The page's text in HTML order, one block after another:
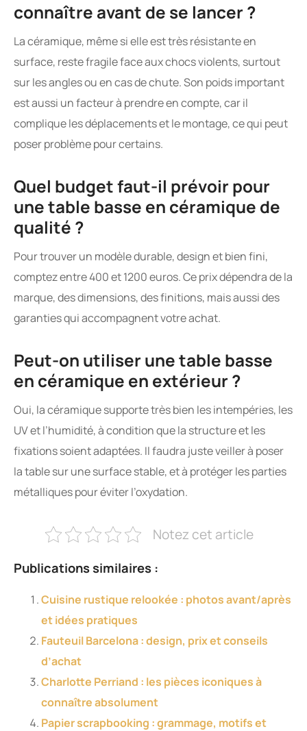
connaître avant de se lancer ?
La céramique, même si elle est très résistante en
surface, reste fragile face aux chocs violents, surtout
sur les angles ou en cas de chute. Son poids important
est aussi un facteur à prendre en compte, car il
complique les déplacements et le montage, ce qui peut
poser problème pour certains.
Quel budget faut-il prévoir pour
une table basse en céramique de
qualité ?
Pour trouver un modèle durable, design et bien fini,
comptez entre 400 et 1200 euros. Ce prix dépendra de la
marque, des dimensions, des finitions, mais aussi des
garanties qui accompagnent votre achat.
Peut-on utiliser une table basse
en céramique en extérieur ?
Oui, la céramique supporte très bien les intempéries, les
UV et l’humidité, à condition que la structure et les
fixations soient adaptées. Il faudra juste veiller à poser
la table sur une surface stable, et à protéger les parties
métalliques pour éviter l’oxydation.
Notez cet article
Publications similaires :
Cuisine rustique relookée : photos avant/après
et idées pratiques
Fauteuil Barcelona : design, prix et conseils
d’achat
Charlotte Perriand : les pièces iconiques à
connaître absolument
Papier scrapbooking : grammage, motifs et